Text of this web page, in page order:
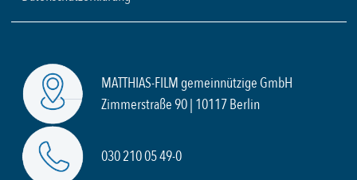
MATTHIAS-FILM gemeinnützige GmbH
Zimmerstraße 90 | 10117 Berlin
030 210 05 49-0